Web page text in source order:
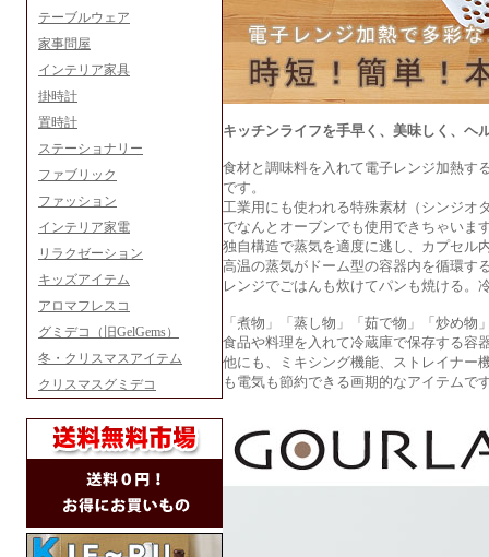
テーブルウェア
家事問屋
インテリア家具
掛時計
置時計
ステーショナリー
ファブリック
ファッション
インテリア家電
リラクゼーション
キッズアイテム
アロマフレスコ
グミデコ（旧GelGems）
冬・クリスマスアイテム
クリスマスグミデコ
キッチンライフを手早く、美味しく、ヘ
食材と調味料を入れて電子レンジ加熱す
です。
工業用にも使われる特殊素材（シンジオ
でなんとオーブンでも使用できちゃいま
独自構造で蒸気を適度に逃し、カプセル
高温の蒸気がドーム型の容器内を循環す
レンジでごはんも炊けてパンも焼ける。
「煮物」「蒸し物」「茹で物」「炒め
食品や料理を入れて冷蔵庫で保存する容
他にも、ミキシング機能、ストレイナー
も電気も節約できる画期的なアイテムで